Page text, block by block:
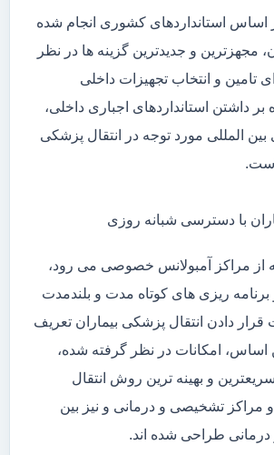
اساس استانداردهای کشوری انجام شده
مجهزترین و جدیدترین گزینه ها در نظر
تامین و انتخاب تجهیزات داخلی
بر داشتن استانداردهای اجباری داخلی،
بین المللی مورد توجه در انتقال پزشکی
با دسترسی شبانه روزی
از مراکز آمبولانس خصوصی می رود،
برنامه ریزی های کوتاه مدت و بلندمدت
قرار دادن انتقال پزشکی بیماران تعریف
اساس، امکانات در نظر گرفته شده،
و بهینه ترین روش انتقال
و مراکز تشخیصی و درمانی و نیز بین
طراحی شده اند.